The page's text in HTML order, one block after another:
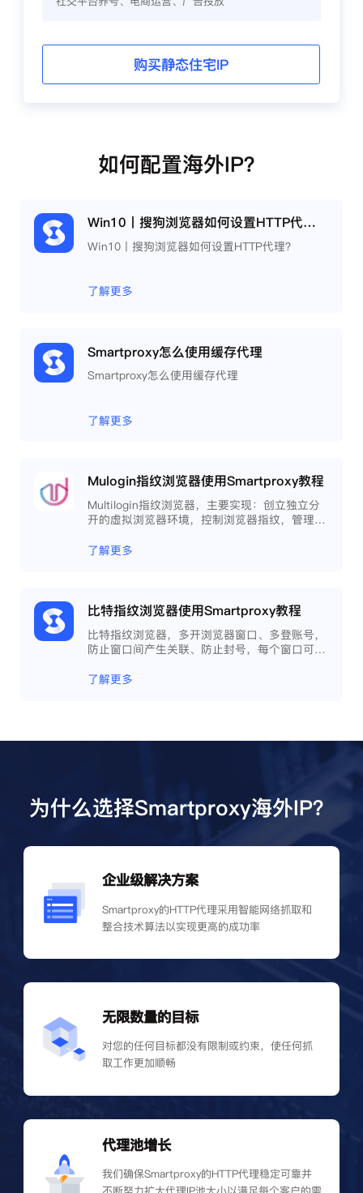
购买静态住宅IP
如何配置海外IP？
Win10丨搜狗浏览器如何设置HTTP代理？
Win10丨搜狗浏览器如何设置HTTP代理？
了解更多
Smartproxy怎么使用缓存代理
Smartproxy怎么使用缓存代理
了解更多
Mulogin指纹浏览器使用Smartproxy教程
Multilogin指纹浏览器，主要实现：创立独立分
开的虚拟浏览器环境，控制浏览器指纹，管理多
程，开发网络自动化等。
了解更多
比特指纹浏览器使用Smartproxy教程
比特指纹浏览器，多开浏览器窗口、多登账号，
防止窗口间产生关联、防止封号，每个窗口可以
相互间完全环境独立、隔离，避免关联封号。
了解更多
为什么选择Smartproxy海外IP？
企业级解决方案
Smartproxy的HTTP代理采用智能网络抓取和
整合技术算法以实现更高的成功率
无限数量的目标
对您的任何目标都没有限制或约束，使任何抓
取工作更加顺畅
代理池增长
我们确保Smartproxy的HTTP代理稳定可靠并